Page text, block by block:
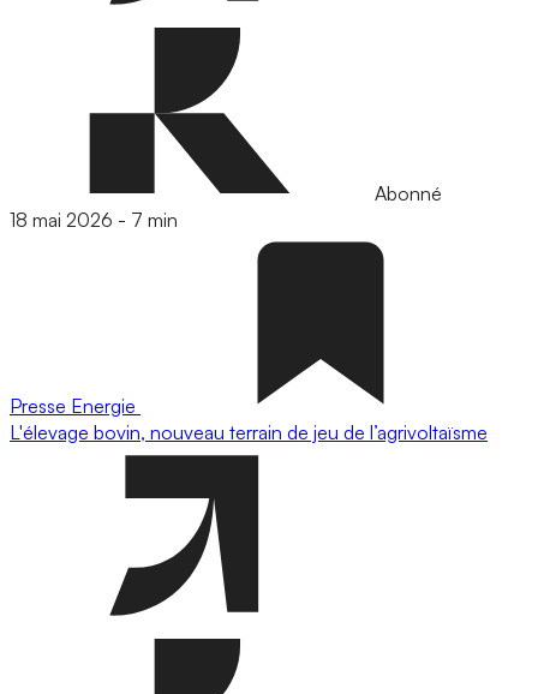
Abonné
18 mai 2026 - 7 min
Presse Energie
L'élevage bovin, nouveau terrain de jeu de l’agrivoltaïsme